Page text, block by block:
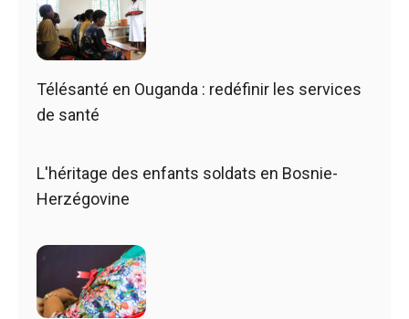
Télésanté en Ouganda : redéfinir les services
de santé
L'héritage des enfants soldats en Bosnie-
Herzégovine